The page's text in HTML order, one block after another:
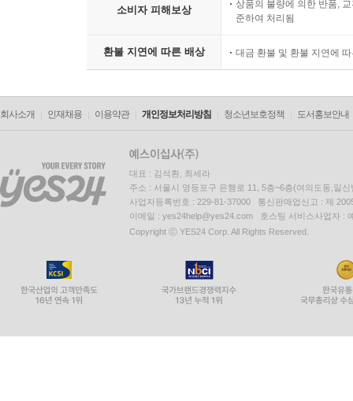
소비자 피해보상
상품의 불량에 의한 반품,
준하여 처리됨
환불 지연에 따른 배상 대금 환불 및 환불 지연에
회사소개 인재채용 이용약관 개인정보처리방침 청소년보호정책 도서홍보안내
대표 : 김석환, 최세라
주소 : 서울시 영등포구 은행로 11, 5층~6층(여의도동,일신
사업자등록번호 : 229-81-37000 통신판매업신고 : 제
이메일 : yes24help@yes24.com 호스팅 서비스사업자 :
Copyright ⓒ YES24 Corp. All Rights Reserved.